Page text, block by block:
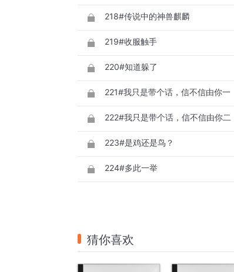
218#传说中的神兽麒麟
219#收服触手
220#知道躲了
221#我只是带个话，信不信由你一
222#我只是带个话，信不信由你二
223#是鸡还是鸟？
224#多此一举
猜你喜欢